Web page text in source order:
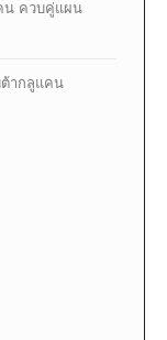
น ควบคู่แผน
ต้ากลูแคน